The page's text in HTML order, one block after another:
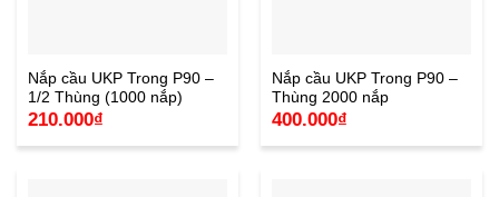
Nắp cầu UKP Trong P90 –
1/2 Thùng (1000 nắp)
210.000₫
Nắp cầu UKP Trong P90 –
Thùng 2000 nắp
400.000₫